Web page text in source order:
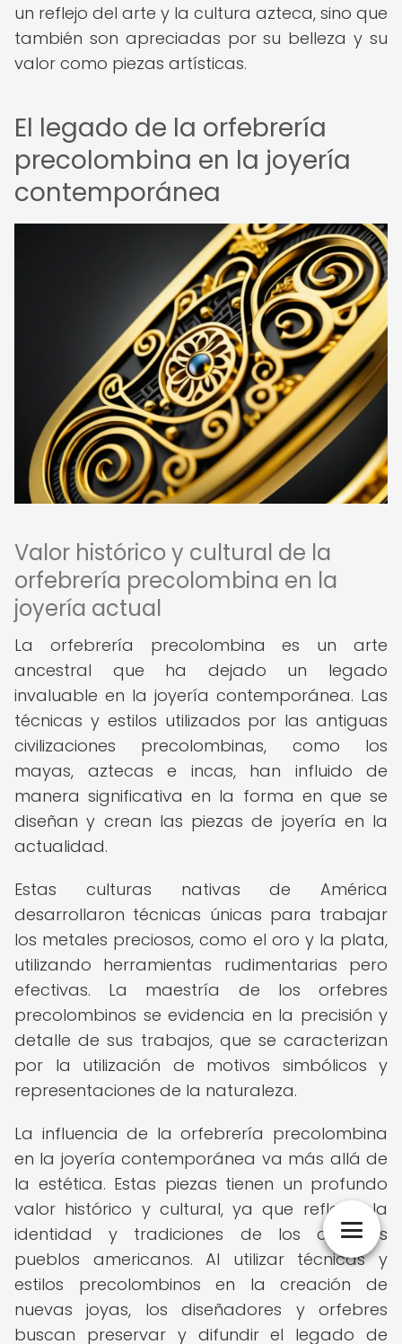
un reflejo del arte y la cultura azteca, sino que
también son apreciadas por su belleza y su
valor como piezas artísticas.
El legado de la orfebrería
precolombina en la joyería
contemporánea
Valor histórico y cultural de la
orfebrería precolombina en la
joyería actual
La orfebrería precolombina es un arte
ancestral que ha dejado un legado
invaluable en la joyería contemporánea. Las
técnicas y estilos utilizados por las antiguas
civilizaciones precolombinas, como los
mayas, aztecas e incas, han influido de
manera significativa en la forma en que se
diseñan y crean las piezas de joyería en la
actualidad.
Estas culturas nativas de América
desarrollaron técnicas únicas para trabajar
los metales preciosos, como el oro y la plata,
utilizando herramientas rudimentarias pero
efectivas. La maestría de los orfebres
precolombinos se evidencia en la precisión y
detalle de sus trabajos, que se caracterizan
por la utilización de motivos simbólicos y
representaciones de la naturaleza.
La influencia de la orfebrería precolombina
en la joyería contemporánea va más allá de
la estética. Estas piezas tienen un profundo
valor histórico y cultural, ya que reflejan la
identidad y tradiciones de los antiguos
pueblos americanos. Al utilizar técnicas y
estilos precolombinos en la creación de
nuevas joyas, los diseñadores y orfebres
buscan preservar y difundir el legado de